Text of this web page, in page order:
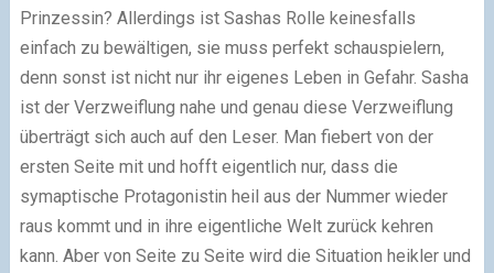
Prinzessin? Allerdings ist Sashas Rolle keinesfalls
einfach zu bewältigen, sie muss perfekt schauspielern,
denn sonst ist nicht nur ihr eigenes Leben in Gefahr. Sasha
ist der Verzweiflung nahe und genau diese Verzweiflung
überträgt sich auch auf den Leser. Man fiebert von der
ersten Seite mit und hofft eigentlich nur, dass die
symaptische Protagonistin heil aus der Nummer wieder
raus kommt und in ihre eigentliche Welt zurück kehren
kann. Aber von Seite zu Seite wird die Situation heikler und